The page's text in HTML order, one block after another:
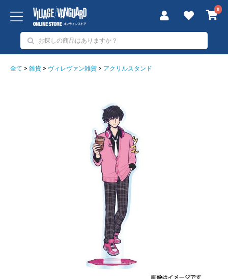
0
全て > 雑貨 > ヴィレヴァン雑貨 > アクリルスタンド